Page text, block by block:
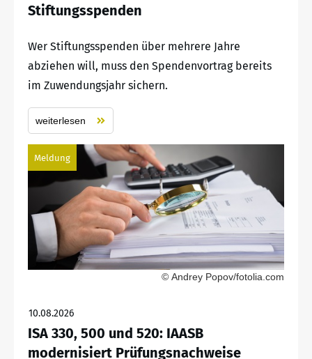
Stiftungsspenden
Wer Stiftungsspenden über mehrere Jahre
abziehen will, muss den Spendenvortrag bereits
im Zuwendungsjahr sichern.
weiterlesen
Meldung
© Andrey Popov/fotolia.com
10.08.2026
ISA 330, 500 und 520: IAASB
modernisiert Prüfungsnachweise